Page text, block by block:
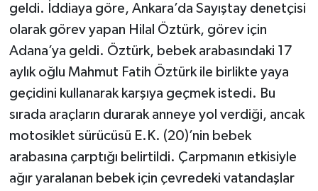
geldi. İddiaya göre, Ankara’da Sayıştay denetçisi
olarak görev yapan Hilal Öztürk, görev için
Adana’ya geldi. Öztürk, bebek arabasındaki 17
aylık oğlu Mahmut Fatih Öztürk ile birlikte yaya
geçidini kullanarak karşıya geçmek istedi. Bu
sırada araçların durarak anneye yol verdiği, ancak
motosiklet sürücüsü E.K. (20)’nin bebek
arabasına çarptığı belirtildi. Çarpmanın etkisiyle
ağır yaralanan bebek için çevredeki vatandaşlar